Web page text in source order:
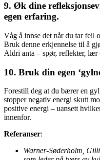
9. Øk dine
egen erfaring.
Våg å innse det når du tar feil
Bruk denne erkjennelse til å
Aldri anta – spør, reflekter, lær
10. Bruk din egen
Forestill deg at du bærer en
stopper negativ energi skutt
positive energi – uansett
innenfor.
Referanser:
Warner-Søderholm,